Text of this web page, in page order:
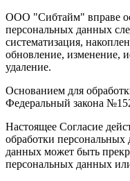
ООО "Сибтайм" вправе
персональных данных
систематизация,
обновление, изменение,
удаление.
Основанием для
Федеральный закона
Настоящее Согласие
обработки
данных может быть
персональных данных